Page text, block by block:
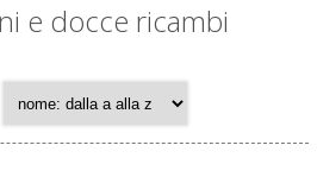
e docce ricambi